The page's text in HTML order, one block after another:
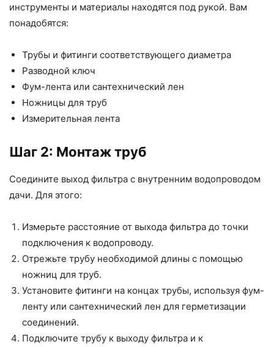
инструменты и материалы находятся под рукой. Вам
понадобятся:
Трубы и фитинги соответствующего диаметра
Разводной ключ
Фум-лента или сантехнический лен
Ножницы для труб
Измерительная лента
Шаг 2: Монтаж труб
Соедините выход фильтра с внутренним водопроводом
дачи. Для этого:
Измерьте расстояние от выхода фильтра до точки
подключения к водопроводу.
Отрежьте трубу необходимой длины с помощью
ножниц для труб.
Установите фитинги на концах трубы, используя фум-
ленту или сантехнический лен для герметизации
соединений.
Подключите трубу к выходу фильтра и к